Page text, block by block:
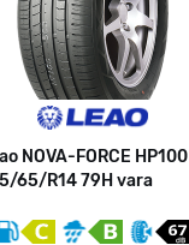
NOVA-FORCE HP100
65/R14 79H vara